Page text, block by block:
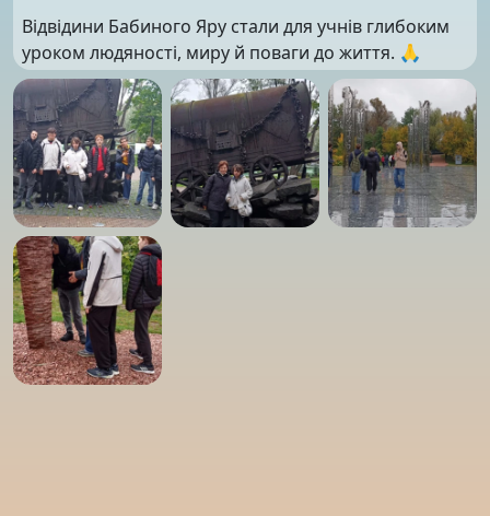
Відвідини Бабиного Яру стали для учнів глибоким
уроком людяності, миру й поваги до життя. 🙏